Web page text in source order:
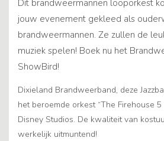
Dit brandweermannen looporkest
jouw evenement gekleed als
brandweermannen. Ze zullen de
muziek spelen! Boek nu het
ShowBird!
Dixieland Brandweerband, deze
het beroemde orkest “The Firehouse
Disney Studios. De kwaliteit van
werkelijk uitmuntend!